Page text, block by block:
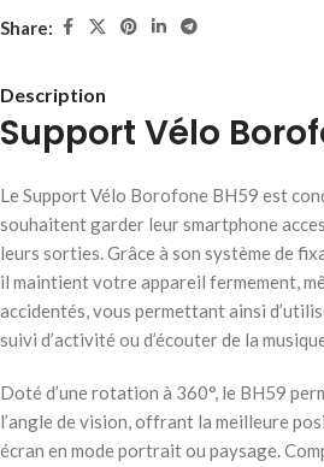
Share:
Description
Support Vélo
Le Support Vélo Borofone BH59 est
souhaitent garder leur smartphone
leurs sorties. Grâce à son système de
il maintient votre appareil fermement,
accidentés, vous permettant ainsi
suivi d’activité ou d’écouter de la
Doté d’une rotation à 360°, le BH59
l’angle de vision, offrant la meilleure
écran en mode portrait ou paysage.